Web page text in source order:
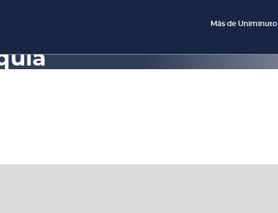
Más de Uniminuto